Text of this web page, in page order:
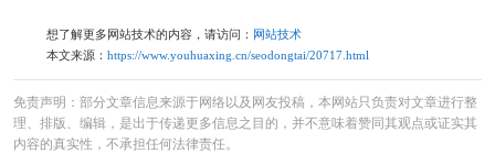
想了解更多网站技术的内容，请访问： 网站技术
本文来源： https://www.youhuaxing.cn/seodongtai/20717.html
免责声明：部分文章信息来源于网络以及网友投稿，本网站只负责对文章进行整
理、排版、编辑，是出于传递更多信息之目的，并不意味着赞同其观点或证实其
内容的真实性，不承担任何法律责任。